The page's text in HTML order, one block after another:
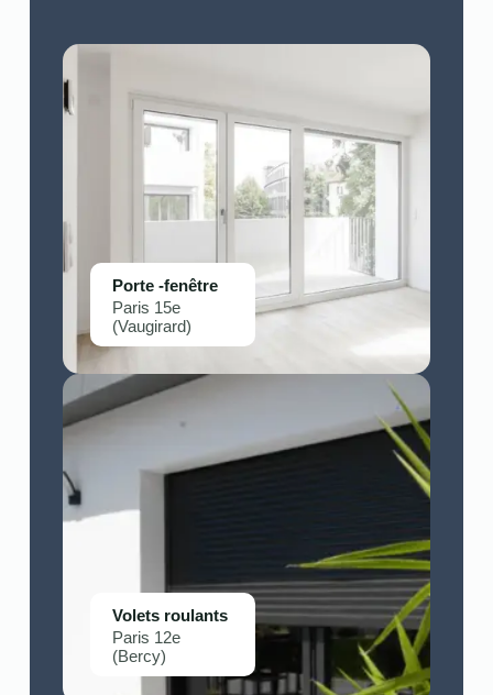
Porte -fenêtre
Paris 15e
(Vaugirard)
Volets roulants
Paris 12e
(Bercy)